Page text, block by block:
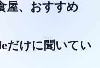
屋、おすすめ
だけに聞いてい